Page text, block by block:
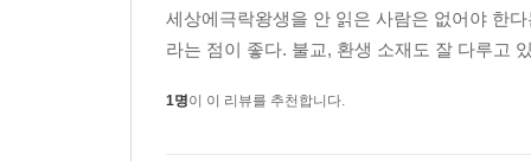
세상에극락왕생을 안 읽은 사람은 없어야 한
라는 점이 좋다. 불교, 환생 소재도 잘 다루고
1명이 이 리뷰를 추천합니다.